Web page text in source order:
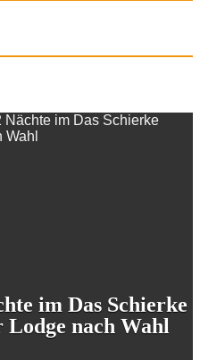
Nächte im Das Schierke
im Das Schierke
nach Wahl